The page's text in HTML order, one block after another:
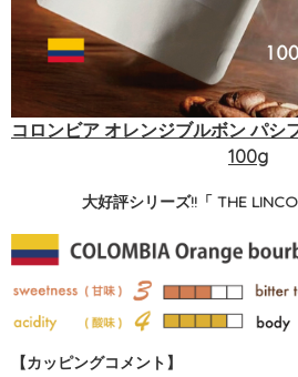
コロンビア オレンジブルボン パシ
100g
大好評シリーズ!!「 THE
【カッピングコメント】